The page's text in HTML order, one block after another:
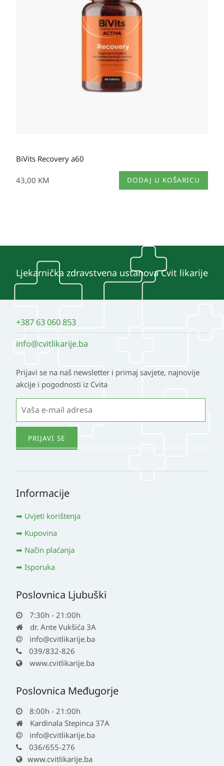
BiVits Recovery a60
43,00 KM DODAJ U KOŠARICU
Ljekarnička zdravstvena ustanova Cvit likarije
+387 63 060 853
info@cvitlikarije.ba
Prijavi se na naš newsletter i primaj savjete, najnovije
akcije i pogodnosti iz Cvita
Informacije
Uvjeti korištenja
Kupovina
Način plaćanja
Isporuka
Poslovnica Ljubuški
7:30h - 21:00h
dr. Ante Vukšića 3A
info@cvitlikarije.ba
039/832-826
www.cvitlikarije.ba
Poslovnica Međugorje
8:00h - 21:00h
Kardinala Stepinca 37A
info@cvitlikarije.ba
036/655-276
www.cvitlikarije.ba